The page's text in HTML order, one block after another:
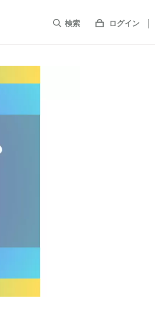
検索 ログイン